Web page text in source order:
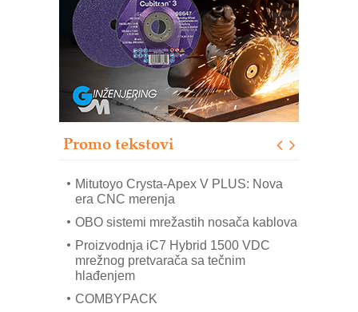
Promo tekstovi
Potpuna efikasnost bez složenih
sistema
Trajna oznaka kao dugoročna korist
Bezbednost na prvom mestu!
IB BLUMENAUER - više od 40 godina
poverenja u industriji
Art Utopia Studio – vizuelne priče
Mitutoyo Crysta-Apex V PLUS: Nova
era CNC merenja
OBO sistemi mrežastih nosača kablova
Proizvodnja iC7 Hybrid 1500 VDC
mrežnog pretvarača sa tečnim
hlađenjem
COMBYPACK